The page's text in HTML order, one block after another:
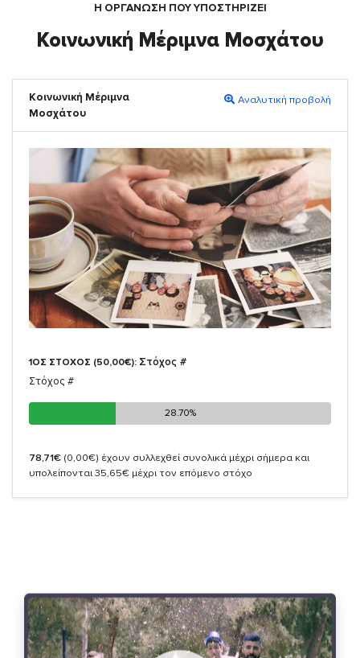
Η ΟΡΓΆΝΩΣΗ ΠΟΥ ΥΠΟΣΤΗΡΙΖΕΙ
Κοινωνική Μέριμνα Μοσχάτου
Κοινωνική Μέριμνα
Μοσχάτου
Αναλυτική προβολή
1ΟΣ ΣΤΟΧΟΣ (50,00€): Στόχος #
Στόχος #
28.70%
28.70%
78,71€ (0,00€) έχουν συλλεχθεί συνολικά μέχρι σήμερα και
υπολείπονται 35,65€ μέχρι τον επόμενο στόχο